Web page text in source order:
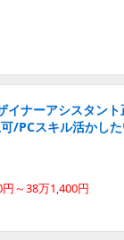
イナーアシスタン
/PCスキル活かした
～38万1,400円